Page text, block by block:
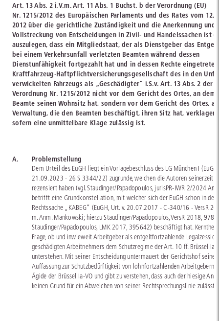
Art. 13 Abs. 2 i.V.m. Art. 11 Abs. 1 Buchst. b der Verordnung (EU)
Nr. 1215/2012 des Europäischen Parlaments und des Rates vom 12.
2012 über die gerichtliche Zuständigkeit und die Anerkennung und
Vollstreckung von Entscheidungen in Zivil- und Handelssachen ist
auszulegen, dass ein Mitgliedstaat, der als Dienstgeber das
bei einem Verkehrsunfall verletzten Beamten während dessen
Dienstunfähigkeit fortgezahlt hat und in dessen Rechte
Kraftfahrzeug-Haftpflichtversicherungsgesellschaft des in den
verwickelten Fahrzeugs als „Geschädigter“ i.S.v. Art. 13 Abs. 2 der
Verordnung Nr. 1215/2012 nicht vor dem Gericht des Ortes, an dem
Beamte seinen Wohnsitz hat, sondern vor dem Gericht des Ortes,
Verwaltung, die den Beamten beschäftigt, ihren Sitz hat, verklagen
sofern eine unmittelbare Klage zulässig ist.
A. Problemstellung
Dem Urteil des EuGH liegt ein Vorlagebeschluss des LG München I
21.09.2023 - 26 S 3344/22) zugrunde, welchen die Autoren seinerzeit
rezensiert haben (vgl. Staudinger/Papadopoulos, jurisPR-IWR 2/2024
betrifft eine Grundkonstellation, mit welcher sich der EuGH schon in der
Rechtssache „KABEG“ (EuGH, Urt. v. 20.07.2017 - C-340/16 - VersR
m. Anm. Mankowski; hierzu Staudinger/Papadopoulos, VersR 2018, 978,
Staudinger/Papadopoulos, LMK 2017, 395642) beschäftigt hat.
Frage, ob und inwieweit Arbeitgeber als entgeltfortzahlende
geschädigten Arbeitnehmers dem Schutzregime der Art. 10 ff. Brüssel Ia-
unterstehen. Mit seiner Entscheidung untermauert der Gerichtshof seine
Auffassung zur Schutzbedürftigkeit von lohnfortzahlenden Arbeitgebern
Ägide der Brüssel Ia-VO und gibt zu verstehen, dass auch der hiesige
keinen Grund für ein Abweichen von seiner Rechtsprechungslinie zulässt.